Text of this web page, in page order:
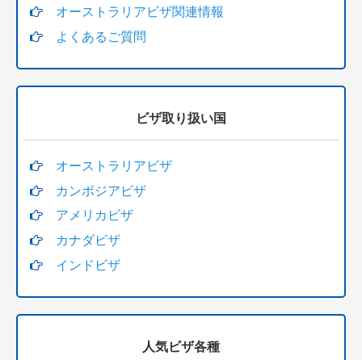
オーストラリアビザ関連情報
よくあるご質問
ビザ取り扱い国
オーストラリアビザ
カンボジアビザ
アメリカビザ
カナダビザ
インドビザ
人気ビザ各種